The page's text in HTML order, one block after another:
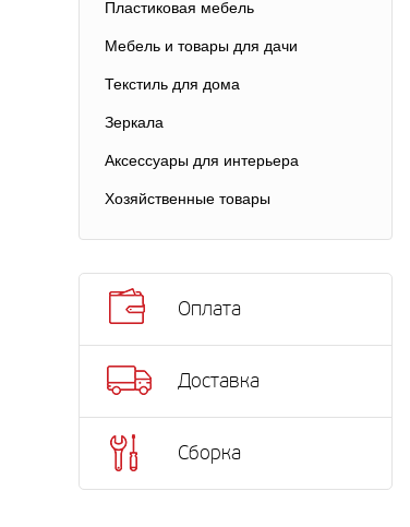
Пластиковая мебель
Мебель и товары для дачи
Текстиль для дома
Зеркала
Аксессуары для интерьера
Хозяйственные товары
Оплата
Доставка
Сборка